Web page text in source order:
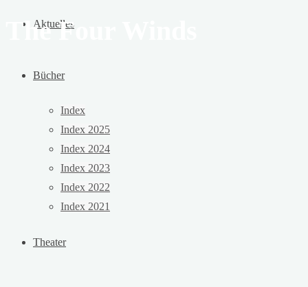
Aktuelles
Bücher
Index
Index 2025
Index 2024
Index 2023
Index 2022
Index 2021
Theater
The Four Winds